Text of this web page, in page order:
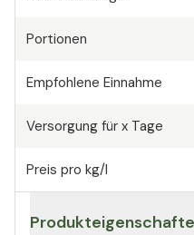
Portionen
Empfohlene Einnahme
Versorgung für x Tage
Preis pro kg/l